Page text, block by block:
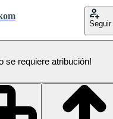
Seguir
se requiere atribución!